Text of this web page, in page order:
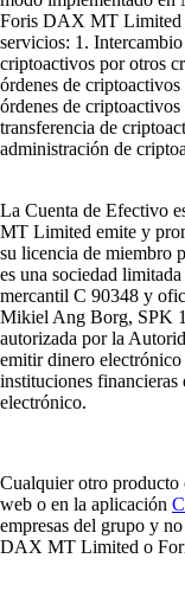
Foris DAX MT Limited
servicios: 1.
criptoactivos por otros
órdenes de
órdenes de
transferencia de
administración de
La Cuenta de Efectivo
MT Limited emite y
su licencia de miembro
es una sociedad
mercantil C 90348 y
Mikiel Ang Borg, SPK
autorizada por la
emitir dinero
instituciones financieras
electrónico.
Cualquier otro producto
web o en la aplicación
empresas del grupo y
DAX MT Limited o